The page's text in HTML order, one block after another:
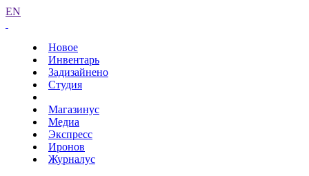
EN
Новое
Инвентарь
Задизайнено
Студия
Магазинус
Медиа
Экспресс
Иронов
Журналус